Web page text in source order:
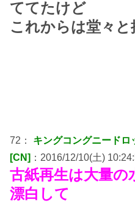
ててたけど
これからは堂々
72： キングコングニード
[CN] ：2016/12/10(土)
古紙再生は大量の
漂白して